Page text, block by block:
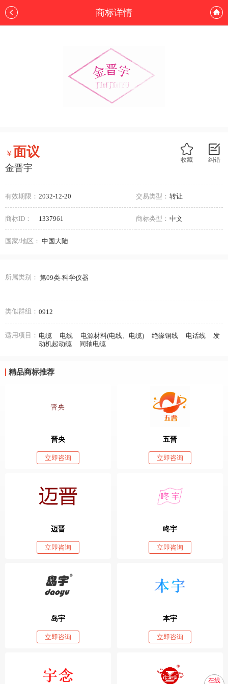
商标详情
纠错
收藏
￥面议
金晋宇
有效期限： 2032-12-20 交易类型： 转让
商标ID： 1337961 商标类型： 中文
国家/地区： 中国大陆
所属类别： 第09类-科学仪器
类似群组： 0912
适用项目： 电缆 电线 电源材料(电线、电缆) 绝缘铜线 电话线
发
动机起动缆
同轴电缆
精品商标推荐
晋央
立即咨询
五晋
立即咨询
迈晋
立即咨询
咚宇
立即咨询
岛宇
立即咨询
本宇
立即咨询
在线